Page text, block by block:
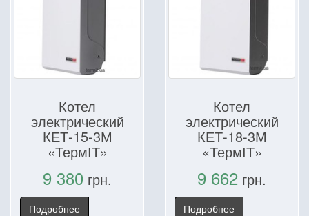
Котел
электрический
КЕТ-15-3М
«ТермІТ»
9 380 грн.
Подробнее
Котел
электрический
КЕТ-18-3М
«ТермІТ»
9 662 грн.
Подробнее